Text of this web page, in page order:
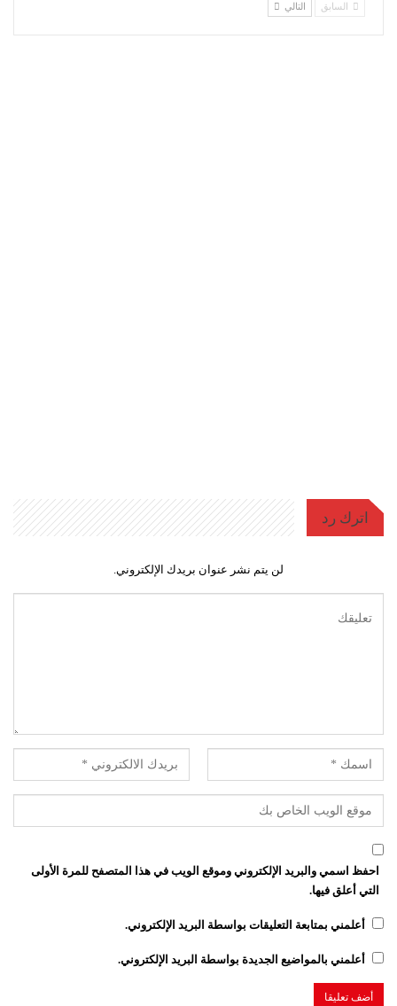
السابق التالي
اترك رد
لن يتم نشر عنوان بريدك الإلكتروني.
احفظ اسمي والبريد الإلكتروني وموقع الويب في هذا المتصفح للمرة الأولى
التي أعلق فيها.
أعلمني بمتابعة التعليقات بواسطة البريد الإلكتروني.
أعلمني بالمواضيع الجديدة بواسطة البريد الإلكتروني.